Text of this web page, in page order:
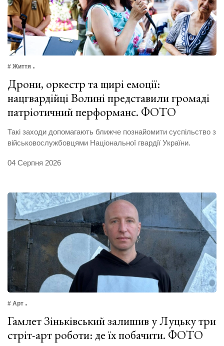
# Життя
Дрони, оркестр та щирі емоції:
нацгвардійці Волині представили громаді
патріотичний перформанс. ФОТО
Такі заходи допомагають ближче познайомити суспільство з
військовослужбовцями Національної гвардії України.
04 Серпня 2026
# Арт
Гамлет Зіньківський залишив у Луцьку три
стріт-арт роботи: де їх побачити. ФОТО